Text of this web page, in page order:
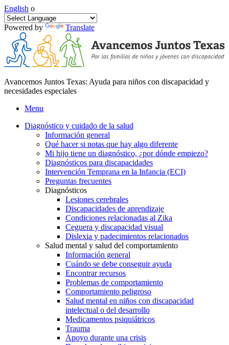
English o
Powered by Translate
Avancemos Juntos Texas: Ayuda para niños con discapacidad y
necesidades especiales
Menu
Diagnóstico y cuidado de la salud
Información general
Qué hacer si notas que hay algo diferente
Mi hijo tiene un diagnóstico, ¿por dónde empiezo?
Diagnósticos para discapacidades
Intervención Temprana en la Infancia (ECI)
Preguntas frecuentes
Diagnósticos
Lesiones cerebrales
Discapacidades de aprendizaje
Condiciones relacionadas al Zika
Ceguera y discapacidad visual
Dislexia y padecimientos relacionados
Salud mental y salud del comportamiento
Información general
Cuándo se debe conseguir ayuda
Encontrar recursos
Problemas de comportamiento
Comportamiento peligroso
Salud mental en niños con discapacidad
intelectual o del desarrollo
Medicamentos psiquiátricos
Trauma
Apoyo durante una crisis